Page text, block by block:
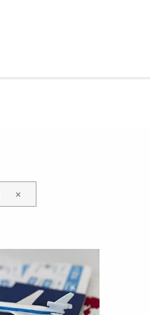
×